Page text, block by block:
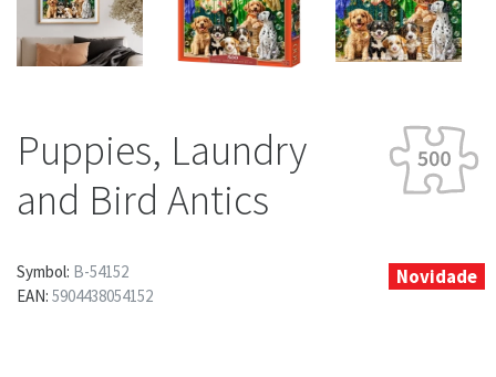
Puppies, Laundry
and Bird Antics
Symbol: B-54152
EAN: 5904438054152
Novidade